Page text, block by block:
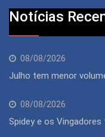
Notícias
08/08/2026
Julho tem menor
08/08/2026
Spidey e os